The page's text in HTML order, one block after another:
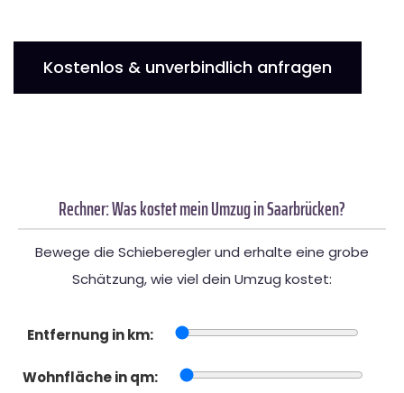
Kostenlos & unverbindlich anfragen
Rechner: Was kostet mein Umzug in Saarbrücken?
Bewege die Schieberegler und erhalte eine grobe
Schätzung, wie viel dein Umzug kostet:
Entfernung in km:
Wohnfläche in qm: